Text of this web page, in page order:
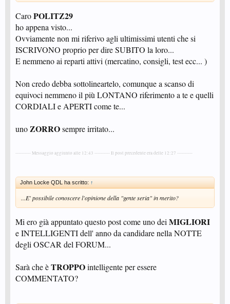
CaroPOLITZ29
ho appena visto...
Ovviamente non mi riferivo agli ultimissimi utenti che si
ISCRIVONO proprio per dire SUBITO la loro...
E nemmeno ai reparti attivi (mercatino, consigli, test ecc... )
Non credo debba sottolineartelo, comunque a scanso di
equivoci nemmeno il più LONTANO riferimento a te e quelli
CORDIALI e APERTI come te...
unoZORROsempre irritato...
---------- Messaggio aggiunto alle 12:43 ---------- Il post precedente era delle 12:27 ----------
John Locke QDL ha scritto: ↑
...E' possibile conoscere l'opinione della "gente seria" in merito?
Mi ero già appuntato questo post come uno dei MIGLIORI
e INTELLIGENTI dell' anno da candidare nella NOTTE
degli OSCAR del FORUM...
Sarà che èTROPPOintelligente per essere
COMMENTATO?